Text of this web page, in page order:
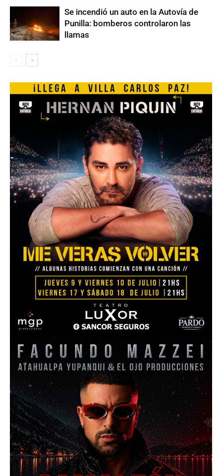
Se incendió un auto en la Autovía de
Punilla: bomberos controlaron las
llamas